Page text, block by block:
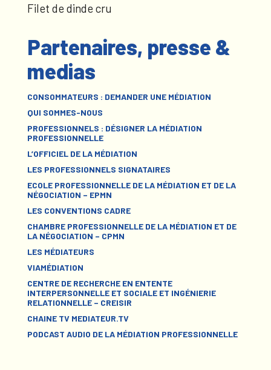
Filet de dinde cru
Partenaires, presse &
medias
CONSOMMATEURS : DEMANDER UNE MÉDIATION
QUI SOMMES-NOUS
PROFESSIONNELS : DÉSIGNER LA MÉDIATION
PROFESSIONNELLE
L’OFFICIEL DE LA MÉDIATION
LES PROFESSIONNELS SIGNATAIRES
ECOLE PROFESSIONNELLE DE LA MÉDIATION ET DE LA
NÉGOCIATION – EPMN
LES CONVENTIONS CADRE
CHAMBRE PROFESSIONNELLE DE LA MÉDIATION ET DE
LA NÉGOCIATION – CPMN
LES MÉDIATEURS
VIAMÉDIATION
CENTRE DE RECHERCHE EN ENTENTE
INTERPERSONNELLE ET SOCIALE ET INGÉNIERIE
RELATIONNELLE – CREISIR
CHAINE TV MEDIATEUR.TV
PODCAST AUDIO DE LA MÉDIATION PROFESSIONNELLE